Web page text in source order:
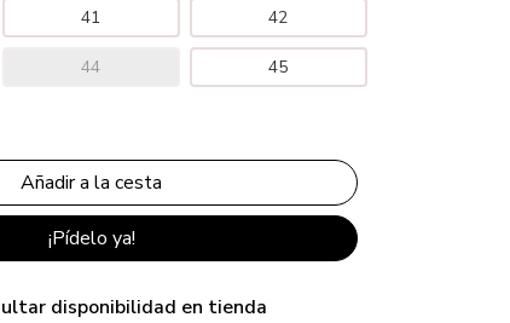
41 42
44 45
¡Pídelo ya!
disponibilidad en tienda